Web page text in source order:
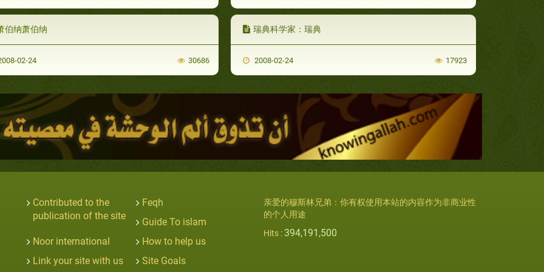
伯纳萧伯纳
02-24 30686
瑞典科学家：瑞典
2008-02-24 17923
Contributed to the
publication of the site
Feqh
Guide To islam
Noor international
How to help us
Link your site with us
Site Goals
亲爱的穆斯林兄弟：你有权使用本站的内容作为非商业性
的个人用途
Hits : 394,191,500